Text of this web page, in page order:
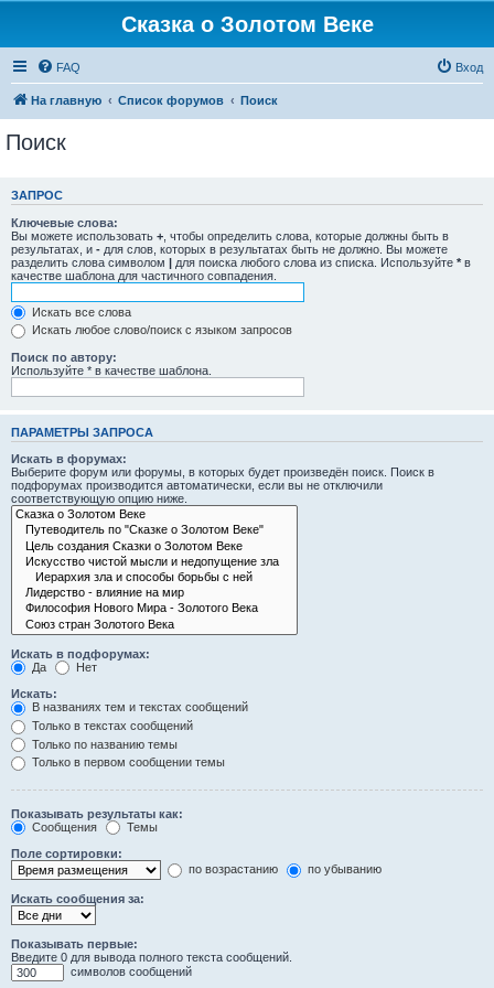
Сказка о Золотом Веке
FAQ Вход
На главную Список форумов Поиск
Поиск
ЗАПРОС
Ключевые слова:
Вы можете использовать + , чтобы определить слова, которые должны быть в
результатах, и - для слов, которых в результатах быть не должно. Вы можете
разделить слова символом | для поиска любого слова из списка. Используйте * в
качестве шаблона для частичного совпадения.
Искать все слова
Искать любое слово/поиск с языком запросов
Поиск по автору:
Используйте * в качестве шаблона.
ПАРАМЕТРЫ ЗАПРОСА
Искать в форумах:
Выберите форум или форумы, в которых будет произведён поиск. Поиск в
подфорумах производится автоматически, если вы не отключили
соответствующую опцию ниже.
Искать в подфорумах:
Да
Нет
Искать:
В названиях тем и текстах сообщений
Только в текстах сообщений
Только по названию темы
Только в первом сообщении темы
Показывать результаты как:
Сообщения
Темы
Поле сортировки:
по возрастанию
по убыванию
Искать сообщения за:
Показывать первые:
Введите 0 для вывода полного текста сообщений.
символов сообщений